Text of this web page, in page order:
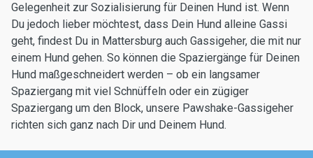
Gelegenheit zur Sozialisierung für Deinen Hund ist. Wenn
Du jedoch lieber möchtest, dass Dein Hund alleine Gassi
geht, findest Du in Mattersburg auch Gassigeher, die mit nur
einem Hund gehen. So können die Spaziergänge für Deinen
Hund maßgeschneidert werden – ob ein langsamer
Spaziergang mit viel Schnüffeln oder ein zügiger
Spaziergang um den Block, unsere Pawshake-Gassigeher
richten sich ganz nach Dir und Deinem Hund.